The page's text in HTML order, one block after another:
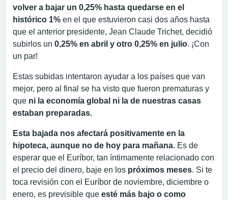
volver a bajar un 0,25% hasta quedarse en el
histórico 1% en el que estuvieron casi dos años hasta
que el anterior presidente, Jean Claude Trichet, decidió
subirlos un 0,25% en abril y otro 0,25% en julio. ¡Con
un par!
Estas subidas intentaron ayudar a los países que van
mejor, pero al final se ha visto que fueron prematuras y
que ni la economía global ni la de nuestras casas
estaban preparadas.
Esta bajada nos afectará positivamente en la
hipoteca, aunque no de hoy para mañana. Es de
esperar que el Euríbor, tan íntimamente relacionado con
el precio del dinero, baje en los próximos meses. Si te
toca revisión con el Euríbor de noviembre, diciembre o
enero, es previsible que esté más bajo o como